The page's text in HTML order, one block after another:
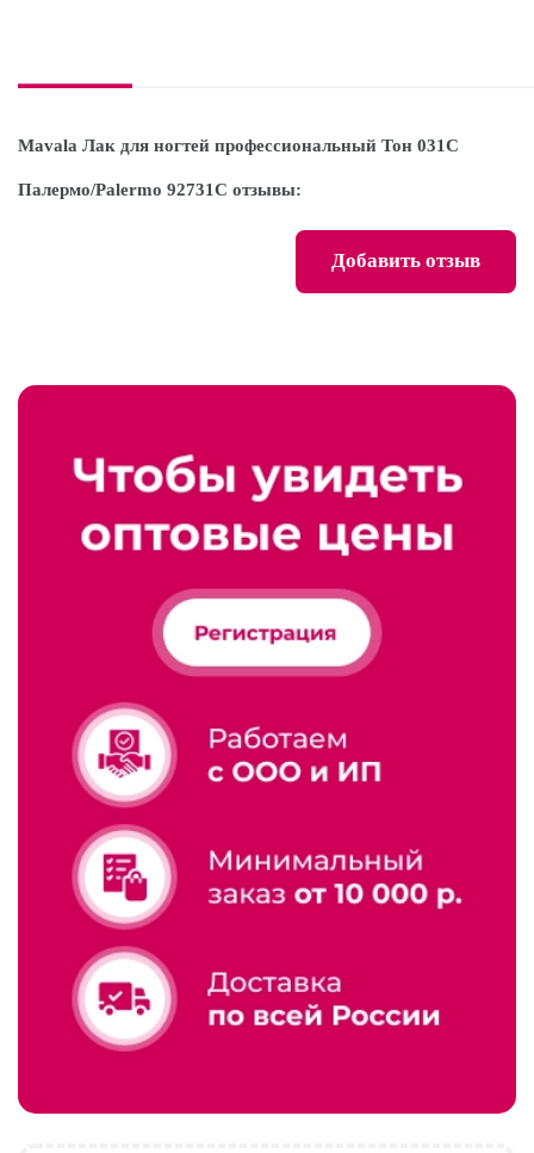
Mavala Лак для ногтей профессиональный Тон 031C
Палермо/Palermo 92731С отзывы:
Добавить отзыв